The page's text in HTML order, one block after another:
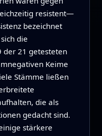
resistent—
bezeichnet
die
der 21 getesteten
Keime
Stämme ließen
die als
gedacht sind.
stärkere